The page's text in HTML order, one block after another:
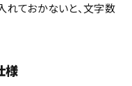
れておかないと、文字数
様